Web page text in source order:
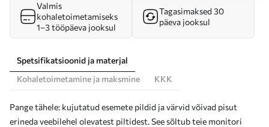
Valmis
kohaletoimetamiseks
1–3 tööpäeva jooksul
Tagasimaksed 30
päeva jooksul
Spetsifikatsioonid ja materjal
Kohaletoimetamine ja maksmine
KKK
Pange tähele: kujutatud esemete pildid ja värvid võivad pisut
erineda veebilehel olevatest piltidest. See sõltub teie monitori